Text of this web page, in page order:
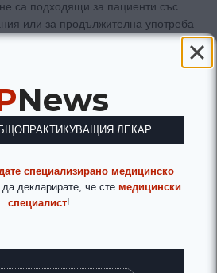
са подходящи за пациенти със
или за продължителна употреба
на риска от нежелани събития.
НСПВС
на Гастроинтестиналния тракт,
в сравнение с Diclofenac.
сърдечно-съдови неблагоприятни
News
ЛЕКАР
специализирано медицинско
да декларирате, че сте медицински
специалист!